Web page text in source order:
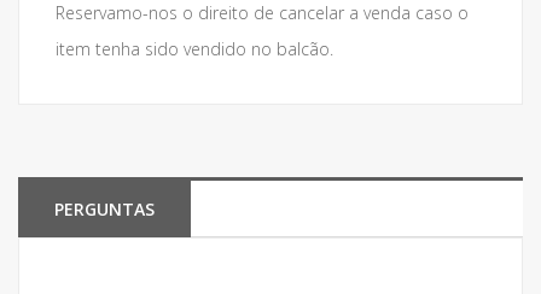
Reservamo-nos o direito de cancelar a venda caso o
item tenha sido vendido no balcão.
PERGUNTAS